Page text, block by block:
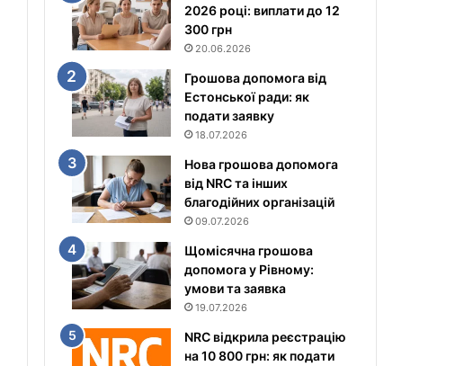
2026 році: виплати до 12
300 грн
20.06.2026
Грошова допомога від
Естонської ради: як
подати заявку
18.07.2026
Нова грошова допомога
від NRC та інших
благодійних організацій
09.07.2026
Щомісячна грошова
допомога у Рівному:
умови та заявка
19.07.2026
NRC відкрила реєстрацію
на 10 800 грн: як подати